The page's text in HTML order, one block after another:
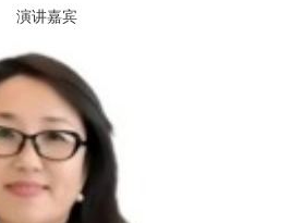
演讲嘉宾